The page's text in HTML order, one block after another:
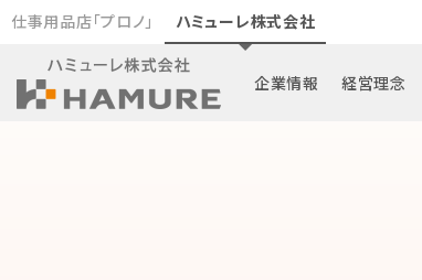
仕事用品店「プロノ」 ハミューレ株式会社
企業情報 経営理念